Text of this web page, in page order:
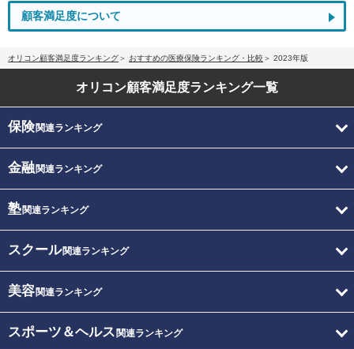
顧客満足度について
オリコン顧客満足度ランキング おすすめの医療保険ランキング・比較 2023年版
オリコン顧客満足度ランキング一覧
保険関連ランキング
金融関連ランキング
塾関連ランキング
スクール関連ランキング
美容関連ランキング
スポーツ＆ヘルス 関連ランキング